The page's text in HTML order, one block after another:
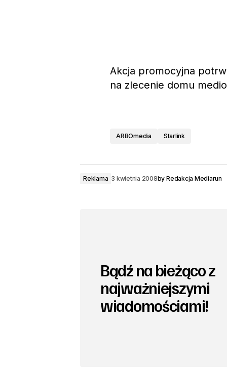
Akcja promocyjna
na zlecenie domu
ARBOmedia Starlink
Reklama 3 kwietnia 2008by Redakcja Mediarun
Bądź na bieżąco z
najważniejszymi
wiadomościami!